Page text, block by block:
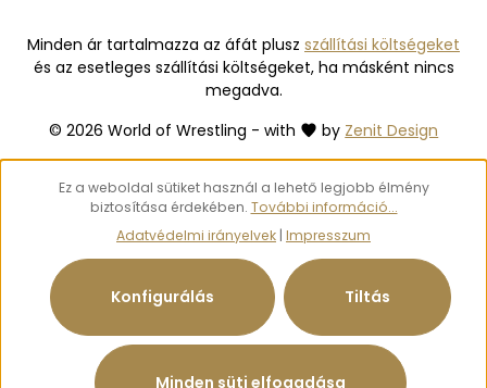
© 2026 World of Wrestling - with by Zenit Design
Minden ár tartalmazza az áfát plusz szállítási költségeket
és az esetleges szállítási költségeket, ha másként nincs
megadva.
Ez a weboldal sütiket használ a lehető legjobb élmény
biztosítása érdekében. További információ...
Adatvédelmi irányelvek | Impresszum
Tiltás
Konfigurálás
Minden süti elfogadása